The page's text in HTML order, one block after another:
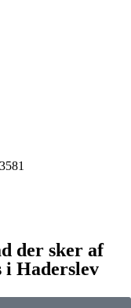
der sker af
i Haderslev